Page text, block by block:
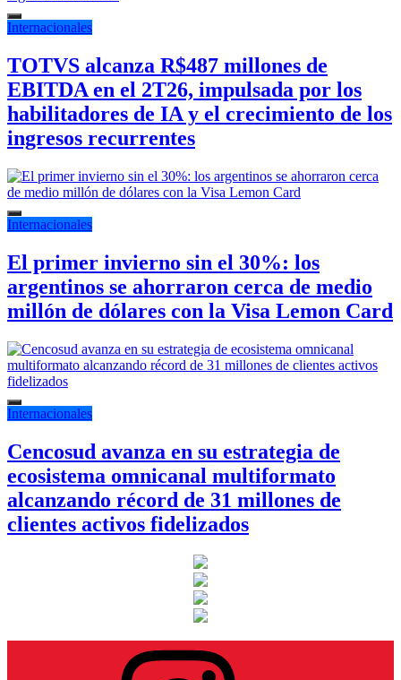
Internacionales
TOTVS alcanza R$487 millones de
EBITDA en el 2T26, impulsada por los
habilitadores de IA y el crecimiento de los
ingresos recurrentes
Internacionales
El primer invierno sin el 30%: los
argentinos se ahorraron cerca de medio
millón de dólares con la Visa Lemon Card
Internacionales
Cencosud avanza en su estrategia de
ecosistema omnicanal multiformato
alcanzando récord de 31 millones de
clientes activos fidelizados